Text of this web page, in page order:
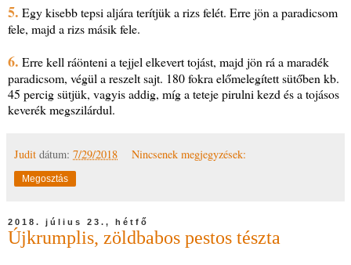
5. Egy kisebb tepsi aljára terítjük a rizs felét. Erre jön a paradicsom
fele, majd a rizs másik fele.
6. Erre kell ráönteni a tejjel elkevert tojást, majd jön rá a maradék
paradicsom, végül a reszelt sajt. 180 fokra előmelegített sütőben kb.
45 percig sütjük, vagyis addig, míg a teteje pirulni kezd és a tojásos
keverék megszilárdul.
Judit dátum: 7/29/2018 Nincsenek megjegyzések:
Megosztás
2018. július 23., hétfő
Újkrumplis, zöldbabos pestos tészta